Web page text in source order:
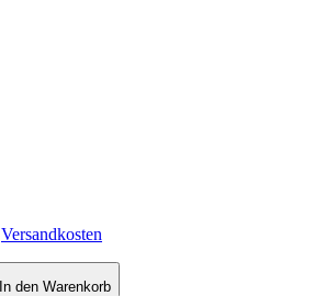
Versandkosten
In den Warenkorb